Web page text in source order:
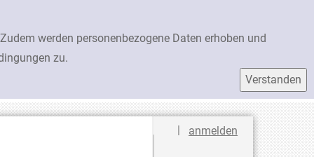
werden personenbezogene Daten erhoben und
zu.
Sprache auswählen
| anmelden